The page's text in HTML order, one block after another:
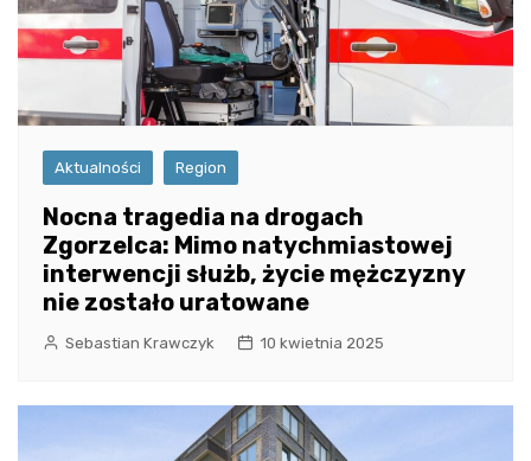
Aktualności Region
Nocna tragedia na drogach
Zgorzelca: Mimo natychmiastowej
interwencji służb, życie mężczyzny
nie zostało uratowane
Sebastian Krawczyk 10 kwietnia 2025